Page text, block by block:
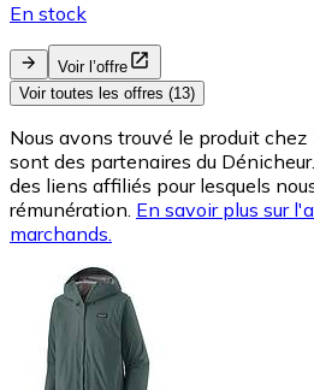
En stock
Voir l’offre
Voir toutes les offres (13)
Nous avons trouvé le produit
sont des partenaires du
des liens affiliés pour lesquels
rémunération. En savoir plus sur
marchands.